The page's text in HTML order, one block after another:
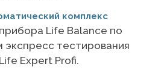
комплекс
Life Balance по
экспресс тестирования
Expert Profi.